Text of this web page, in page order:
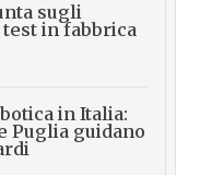
sugli
in fabbrica
in Italia:
Puglia guidano